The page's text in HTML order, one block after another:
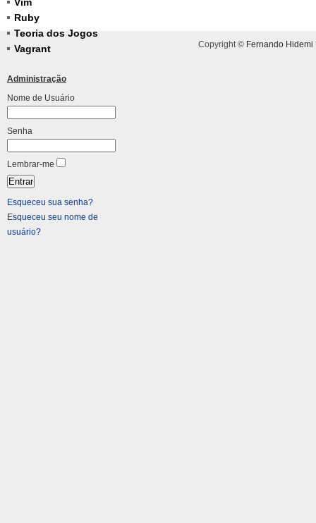
Ruby
Teoria dos Jogos
Vagrant
Administração
Nome de Usuário
Senha
Lembrar-me
Esqueceu sua senha?
Esqueceu seu nome de
usuário?
Copyright © Fernando